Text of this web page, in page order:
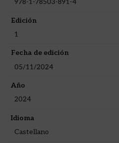
978-1-78503-891-4
Edición
1
Fecha de edición
05/11/2024
Año
2024
Idioma
Castellano